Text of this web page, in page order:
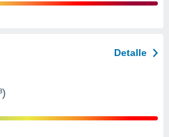
Detalle